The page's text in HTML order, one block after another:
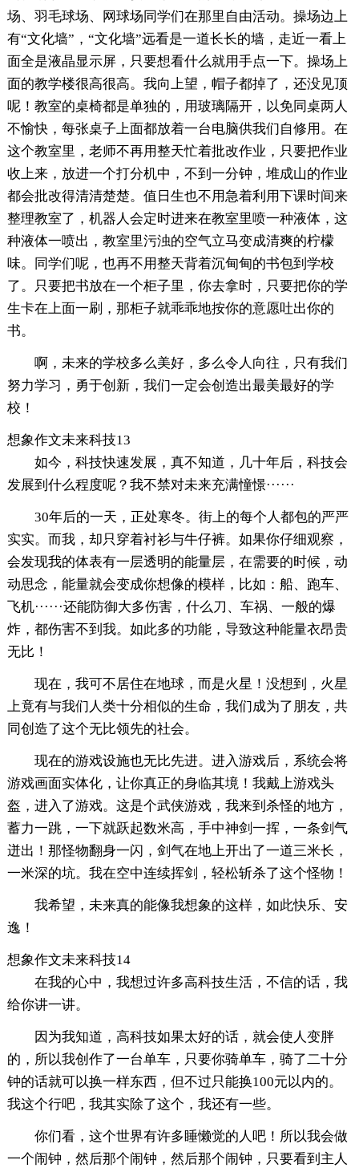
场、羽毛球场、网球场同学们在那里自由活动。操场边上
有“文化墙”，“文化墙”远看是一道长长的墙，走近一看上
面全是液晶显示屏，只要想看什么就用手点一下。操场上
面的教学楼很高很高。我向上望，帽子都掉了，还没见顶
呢！教室的桌椅都是单独的，用玻璃隔开，以免同桌两人
不愉快，每张桌子上面都放着一台电脑供我们自修用。在
这个教室里，老师不再用整天忙着批改作业，只要把作业
收上来，放进一个打分机中，不到一分钟，堆成山的作业
都会批改得清清楚楚。值日生也不用急着利用下课时间来
整理教室了，机器人会定时进来在教室里喷一种液体，这
种液体一喷出，教室里污浊的空气立马变成清爽的柠檬
味。同学们呢，也再不用整天背着沉甸甸的书包到学校
了。只要把书放在一个柜子里，你去拿时，只要把你的学
生卡在上面一刷，那柜子就乖乖地按你的意愿吐出你的
书。
啊，未来的学校多么美好，多么令人向往，只有我们
努力学习，勇于创新，我们一定会创造出最美最好的学
校！
想象作文未来科技13
如今，科技快速发展，真不知道，几十年后，科技会
发展到什么程度呢？我不禁对未来充满憧憬······
30年后的一天，正处寒冬。街上的每个人都包的严严
实实。而我，却只穿着衬衫与牛仔裤。如果你仔细观察，
会发现我的体表有一层透明的能量层，在需要的时候，动
动思念，能量就会变成你想像的模样，比如：船、跑车、
飞机······还能防御大多伤害，什么刀、车祸、一般的爆
炸，都伤害不到我。如此多的功能，导致这种能量衣昂贵
无比！
现在，我可不居住在地球，而是火星！没想到，火星
上竟有与我们人类十分相似的生命，我们成为了朋友，共
同创造了这个无比领先的社会。
现在的游戏设施也无比先进。进入游戏后，系统会将
游戏画面实体化，让你真正的身临其境！我戴上游戏头
盔，进入了游戏。这是个武侠游戏，我来到杀怪的地方，
蓄力一跳，一下就跃起数米高，手中神剑一挥，一条剑气
迸出！那怪物翻身一闪，剑气在地上开出了一道三米长，
一米深的坑。我在空中连续挥剑，轻松斩杀了这个怪物！
我希望，未来真的能像我想象的这样，如此快乐、安
逸！
想象作文未来科技14
在我的心中，我想过许多高科技生活，不信的话，我
给你讲一讲。
因为我知道，高科技如果太好的话，就会使人变胖
的，所以我创作了一台单车，只要你骑单车，骑了二十分
钟的话就可以换一样东西，但不过只能换100元以内的。
我这个行吧，我其实除了这个，我还有一些。
你们看，这个世界有许多睡懒觉的人吧！所以我会做
一个闹钟，然后那个闹钟，然后那个闹钟，只要看到主人